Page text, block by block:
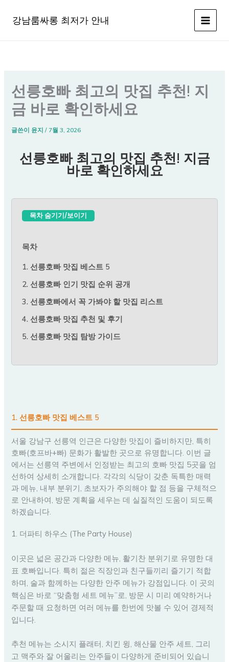
강남룸싸롱 최저가 안내
선릉호빠 최고의 맛집 추천! 지
금 바로 확인하세요
글쓴이 윤지/ 7월 3, 2026
선릉호빠 최고의 맛집 추천! 지금
바로 확인하세요
목차 숨기기/보이기
목차
1. 선릉호빠 맛집 베스트 5
2. 선릉호빠 인기 맛집 순위 공개
3. 선릉호빠에서 꼭 가봐야 할 맛집 리스트
4. 선릉호빠 맛집 추천 및 후기
5. 선릉호빠 맛집 탐방 가이드
1. 선릉호빠 맛집 베스트 5
서울 강남구 선릉역 인근은 다양한 맛집이 즐비하지만, 특히
호빠(호프바+빠) 문화가 활발한 곳으로 유명합니다. 이번 글
에서는 선릉역 주변에서 인정받는 최고의 호빠 맛집 5곳을 엄
선하여 상세히 소개합니다. 각각의 식당이 갖춘 독특한 매력
과 메뉴, 내부 분위기, 초보자가 주의해야 할 점 등을 구체적으
로 안내하여, 방문 계획을 세우는 데 실질적인 도움이 되도록
하겠습니다.
1. 더파티 하우스 (The Party House)
이곳은 넓은 공간과 다양한 메뉴, 활기찬 분위기로 유명한 대
표 호빠입니다. 특히 젊은 직장인과 친구들끼리 즐기기 적합
하며, 술과 함께하는 다양한 안주 메뉴가 강점입니다. 이 곳의
핵심은 바로 “맞춤형 세트 메뉴”로, 방문 시 미리 예약하거나
주문할 때 요청하면 여러 메뉴를 한번에 맛볼 수 있어 경제적
입니다.
추천 메뉴는 소시지 플래터, 치킨 윙, 해산물 안주 세트, 그리
고 맥주와 잘 어울리는 안주들이 다양하게 준비되어 있습니